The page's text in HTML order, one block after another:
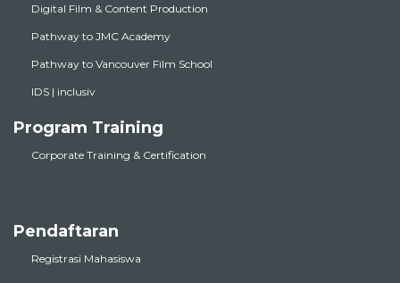
Digital Film & Content Production
Pathway to JMC Academy
Pathway to Vancouver Film School
IDS | inclusiv
Program Training
Corporate Training & Certification
Pendaftaran
Registrasi Mahasiswa